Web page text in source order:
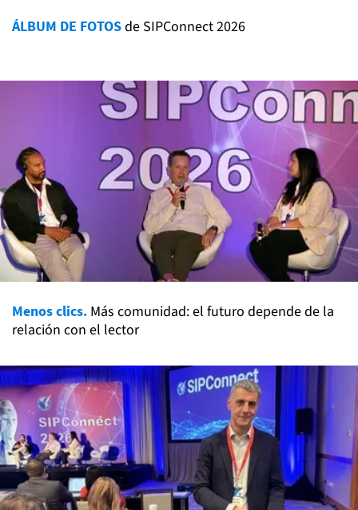
ÁLBUM DE FOTOSde SIPConnect 2026
Menos clics. Más comunidad: el futuro depende de la
relación con el lector